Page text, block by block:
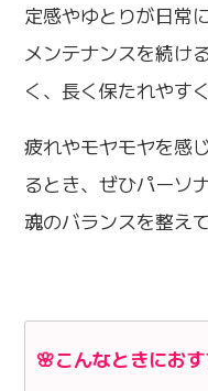
定感やゆとりが日常
メンテナンスを続け
く、長く保たれやす
疲れやモヤモヤを感
るとき、ぜひパーソ
魂のバランスを整え
🌸こんなときにお